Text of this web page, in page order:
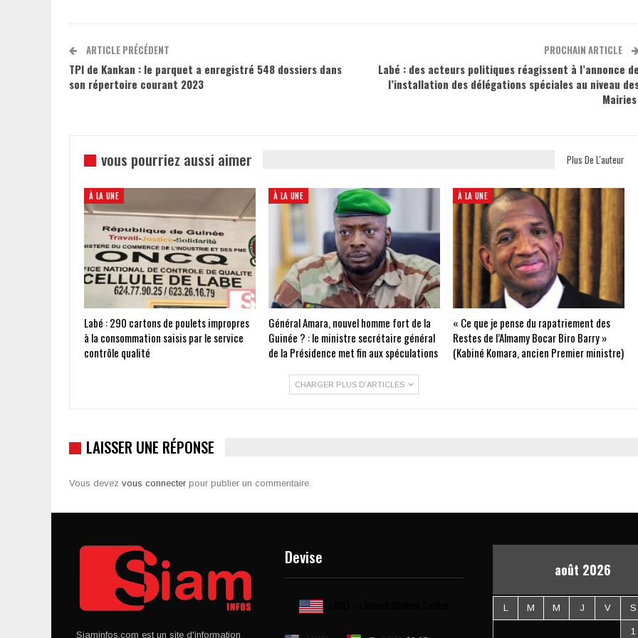
ARTICLE PRÉCÉDENT
TPI de Kankan : le parquet a enregistré 548 dossiers dans
son répertoire courant 2023
PROCHAIN ARTICLE
Labé : des acteurs politiques réagissent à l’annonce de
l’installation des délégations spéciales au niveau
Mairies
vous pourriez aussi aimer Plus De L'auteur
À LA UNE
Labé : 290 cartons de poulets impropres
à la consommation saisis par le service
contrôle qualité
À LA UNE
Général Amara, nouvel homme fort de la
Guinée ? : le ministre secrétaire général
de la Présidence met fin aux spéculations
À LA UNE
« Ce que je pense du rapatriement des
Restes de l’Almamy Bocar Biro Barry »
(Kabiné Komara, ancien Premier ministre)
CHARGER PLUS D'ARTICLES
LAISSER UNE RÉPONSE
Vous devez vous connecter pour publier un commentaire.
Siaminfos.com est un site d'information
Devise
août 2026
L M M J V S
1